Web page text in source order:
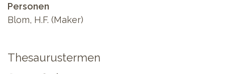
Personen
Blom, H.F. (Maker)
Thesaurustermen